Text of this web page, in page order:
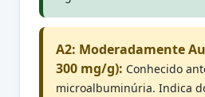
A2: Moderadamente
300 mg/g): Conhecido
microalbuminúria. Indica